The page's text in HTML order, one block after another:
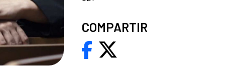
COMPARTIR